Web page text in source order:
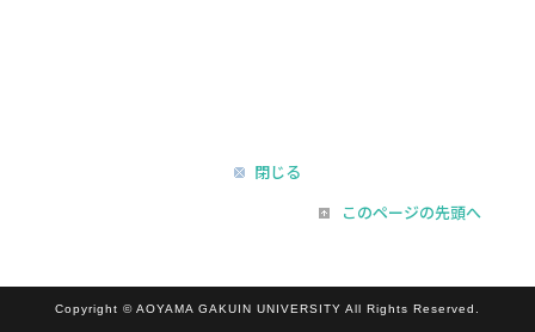
閉じる
このページの先頭へ
Copyright © AOYAMA GAKUIN UNIVERSITY All Rights Reserved.